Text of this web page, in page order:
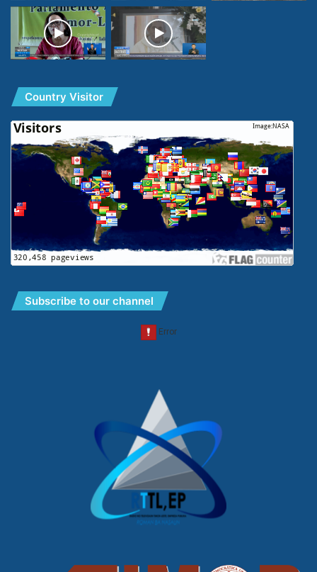
Country Visitor
Subscribe to our channel